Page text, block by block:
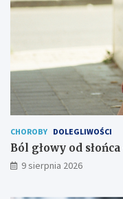
CHOROBY DOLEGLIWOŚCI
Ból głowy od
9 sierpnia 2026